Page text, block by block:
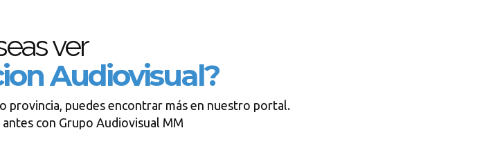
ver
Audiovisual?
provincia, puedes encontrar más en nuestro portal.
con Grupo Audiovisual MM